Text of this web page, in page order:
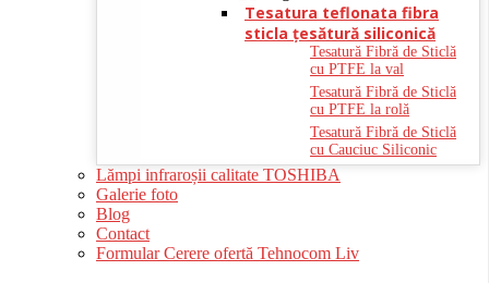
Tesatura teflonata fibra
sticla ţesătură siliconică
Tesatură Fibră de Sticlă
cu PTFE la val
Tesatură Fibră de Sticlă
cu PTFE la rolă
Tesatură Fibră de Sticlă
cu Cauciuc Siliconic
Lămpi infraroșii calitate TOSHIBA
Galerie foto
Blog
Contact
Formular Cerere ofertă Tehnocom Liv